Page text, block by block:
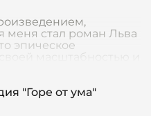
меня стал роман Льва
эпическое
масштабностью и
"Горе от ума"